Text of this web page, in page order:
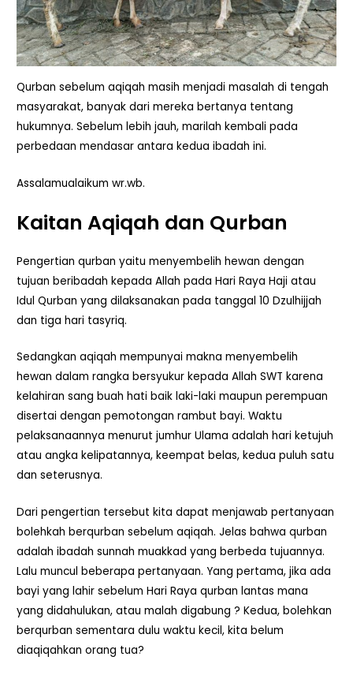
Qurban sebelum aqiqah masih menjadi masalah di tengah
masyarakat, banyak dari mereka bertanya tentang
hukumnya. Sebelum lebih jauh, marilah kembali pada
perbedaan mendasar antara kedua ibadah ini.
Assalamualaikum wr.wb.
Kaitan Aqiqah dan Qurban
Pengertian qurban yaitu menyembelih hewan dengan
tujuan beribadah kepada Allah pada Hari Raya Haji atau
Idul Qurban yang dilaksanakan pada tanggal 10 Dzulhijjah
dan tiga hari tasyriq.
Sedangkan aqiqah mempunyai makna menyembelih
hewan dalam rangka bersyukur kepada Allah SWT karena
kelahiran sang buah hati baik laki-laki maupun perempuan
disertai dengan pemotongan rambut bayi. Waktu
pelaksanaannya menurut jumhur Ulama adalah hari ketujuh
atau angka kelipatannya, keempat belas, kedua puluh satu
dan seterusnya.
Dari pengertian tersebut kita dapat menjawab pertanyaan
bolehkah berqurban sebelum aqiqah. Jelas bahwa qurban
adalah ibadah sunnah muakkad yang berbeda tujuannya.
Lalu muncul beberapa pertanyaan. Yang pertama, jika ada
bayi yang lahir sebelum Hari Raya qurban lantas mana
yang didahulukan, atau malah digabung ? Kedua, bolehkan
berqurban sementara dulu waktu kecil, kita belum
diaqiqahkan orang tua?